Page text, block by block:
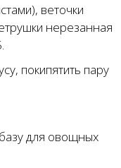
веточки
нерезанная
покипятить пару
для овощных